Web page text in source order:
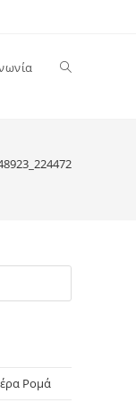
Toggle
Escape
Ρομά